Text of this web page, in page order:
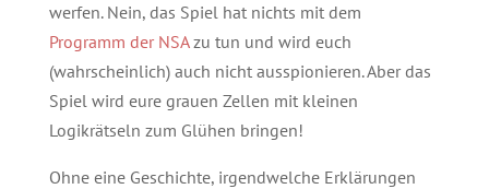
werfen. Nein, das Spiel hat nichts mit dem
Programm der NSAzu tun und wird euch
(wahrscheinlich) auch nicht ausspionieren. Aber das
Spiel wird eure grauen Zellen mit kleinen
Logikrätseln zum Glühen bringen!
Ohne eine Geschichte, irgendwelche Erklärungen